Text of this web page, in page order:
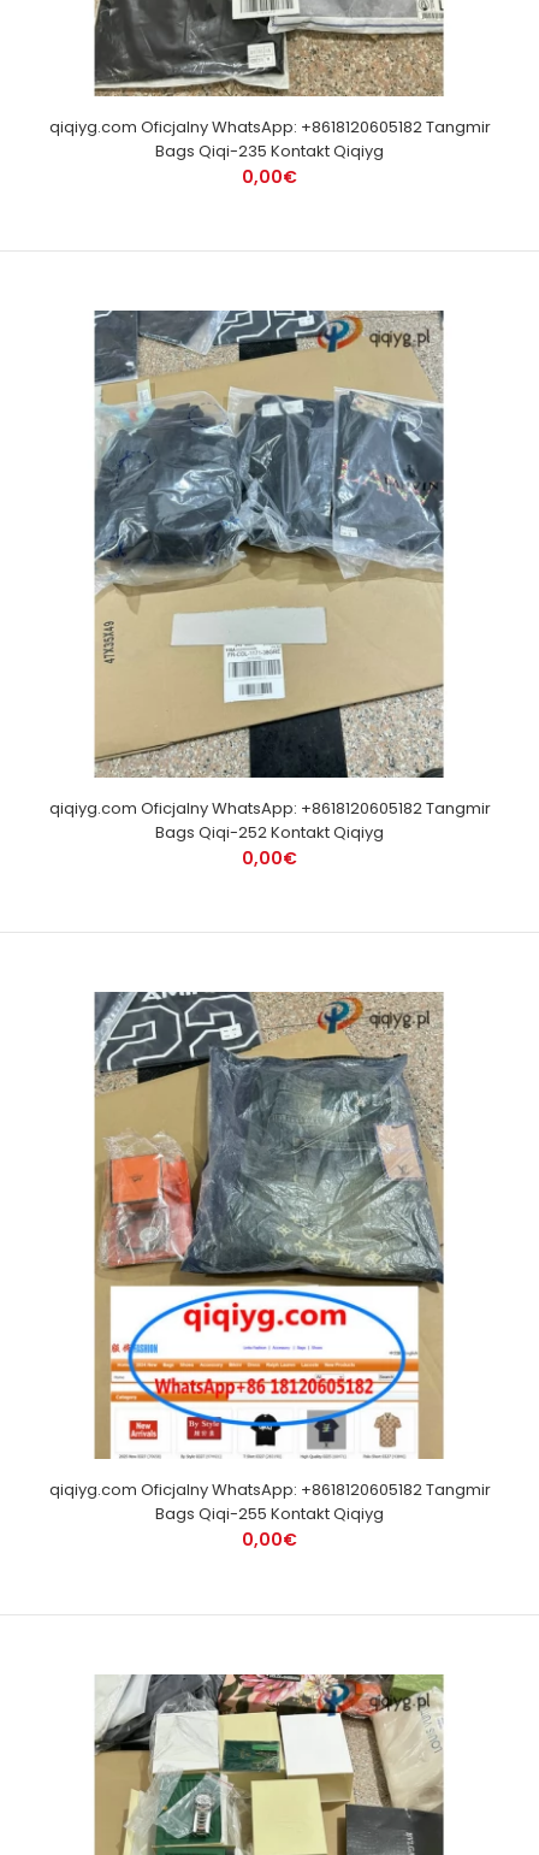
qiqiyg.com Oficjalny WhatsApp: +8618120605182 Tangmir
Bags Qiqi-235 Kontakt Qiqiyg
0,00€
qiqiyg.com Oficjalny WhatsApp: +8618120605182 Tangmir
Bags Qiqi-252 Kontakt Qiqiyg
0,00€
qiqiyg.com Oficjalny WhatsApp: +8618120605182 Tangmir
Bags Qiqi-255 Kontakt Qiqiyg
0,00€